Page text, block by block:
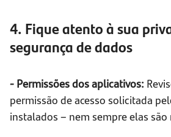
4. Fique atento à sua
segurança de dados
- Permissões dos aplicativos:
permissão de acesso solicitada
instalados – nem sempre elas são